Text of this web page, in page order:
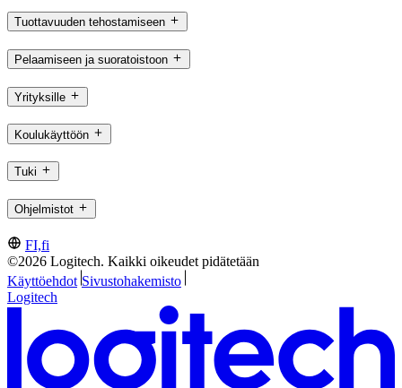
Tuottavuuden tehostamiseen
Pelaamiseen ja suoratoistoon
Yrityksille
Koulukäyttöön
Tuki
Ohjelmistot
FI,fi
©2026 Logitech. Kaikki oikeudet pidätetään
Käyttöehdot Sivustohakemisto
Logitech